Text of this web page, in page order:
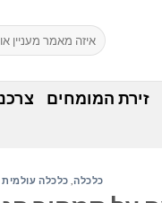
זירת המומחים
כלכלה, כלכלה עולמית